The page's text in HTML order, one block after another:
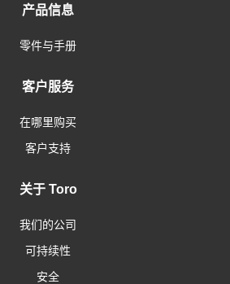
产品信息
零件与手册
客户服务
在哪里购买
客户支持
关于 Toro
我们的公司
可持续性
安全